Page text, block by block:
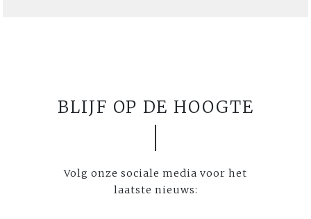
BLIJF OP DE HOOGTE
Volg onze sociale media voor het
laatste nieuws: